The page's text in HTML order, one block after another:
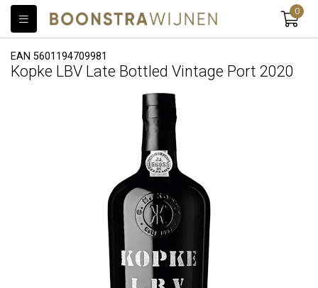
0
EAN 5601194709981
Kopke LBV Late Bottled Vintage Port 2020